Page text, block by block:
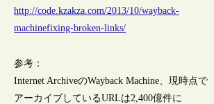
http://code.kzakza.com/2013/10/wayback-
machinefixing-broken-links/
参考：
Internet ArchiveのWayback Machine、現時点で
アーカイブしているURLは2,400億件に